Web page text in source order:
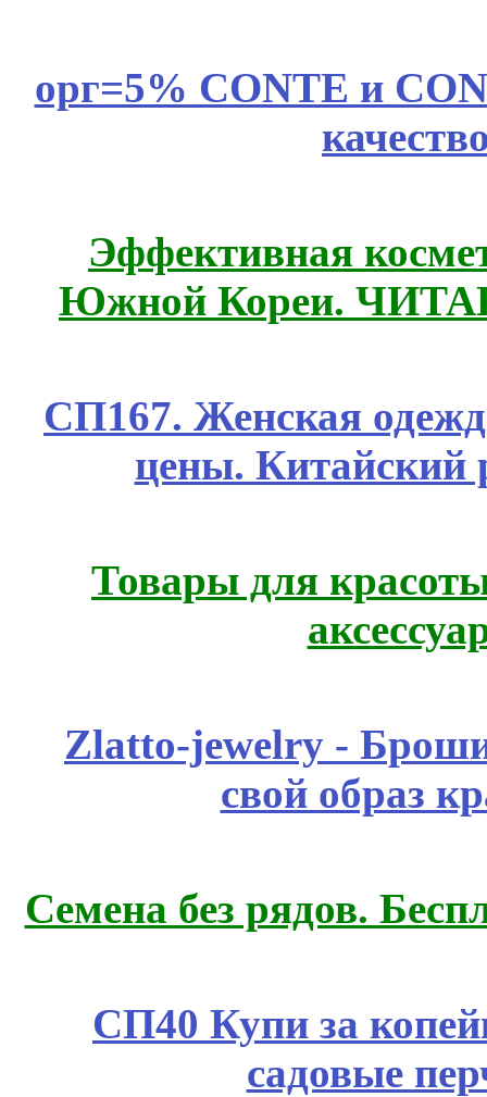
орг=5% CONTE и
Эффективная
Южной Кореи.
СП167. Женская
цены. Китайский
Товары для
Zlatto-jewelry -
свой образ
Семена без рядов.
СП40 Купи за
садовые